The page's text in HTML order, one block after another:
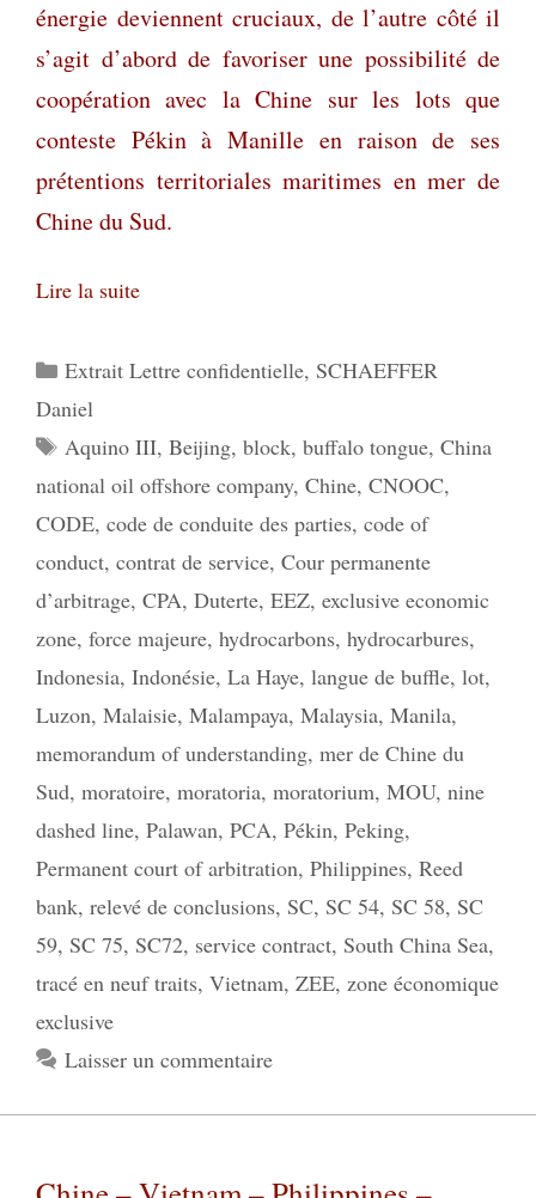
énergie deviennent cruciaux, de l’autre côté il
s’agit d’abord de favoriser une possibilité de
coopération avec la Chine sur les lots que
conteste Pékin à Manille en raison de ses
prétentions territoriales maritimes en mer de
Chine du Sud.
Lire la suite
Catégories
Extrait Lettre confidentielle, SCHAEFFER
Daniel
Étiquettes
Aquino III, Beijing, block, buffalo tongue, China
national oil offshore company, Chine, CNOOC,
CODE, code de conduite des parties, code of
conduct, contrat de service, Cour permanente
d’arbitrage, CPA, Duterte, EEZ, exclusive economic
zone, force majeure, hydrocarbons, hydrocarbures,
Indonesia, Indonésie, La Haye, langue de buffle, lot,
Luzon, Malaisie, Malampaya, Malaysia, Manila,
memorandum of understanding, mer de Chine du
Sud, moratoire, moratoria, moratorium, MOU, nine
dashed line, Palawan, PCA, Pékin, Peking,
Permanent court of arbitration, Philippines, Reed
bank, relevé de conclusions, SC, SC 54, SC 58, SC
59, SC 75, SC72, service contract, South China Sea,
tracé en neuf traits, Vietnam, ZEE, zone économique
exclusive
Laisser un commentaire